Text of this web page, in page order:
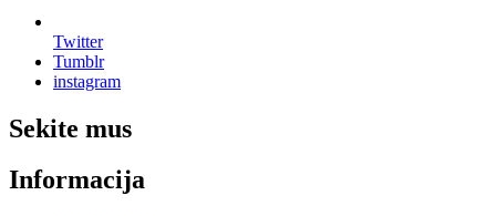
Twitter
Tumblr
instagram
Sekite mus
Informacija